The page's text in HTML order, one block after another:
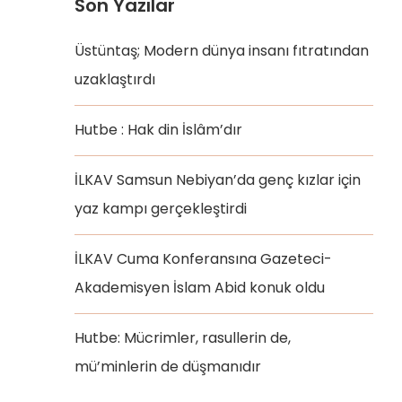
Son Yazılar
Üstüntaş; Modern dünya insanı fıtratından
uzaklaştırdı
Hutbe : Hak din İslâm’dır
İLKAV Samsun Nebiyan’da genç kızlar için
yaz kampı gerçekleştirdi
İLKAV Cuma Konferansına Gazeteci-
Akademisyen İslam Abid konuk oldu
Hutbe: Mücrimler, rasullerin de,
mü’minlerin de düşmanıdır